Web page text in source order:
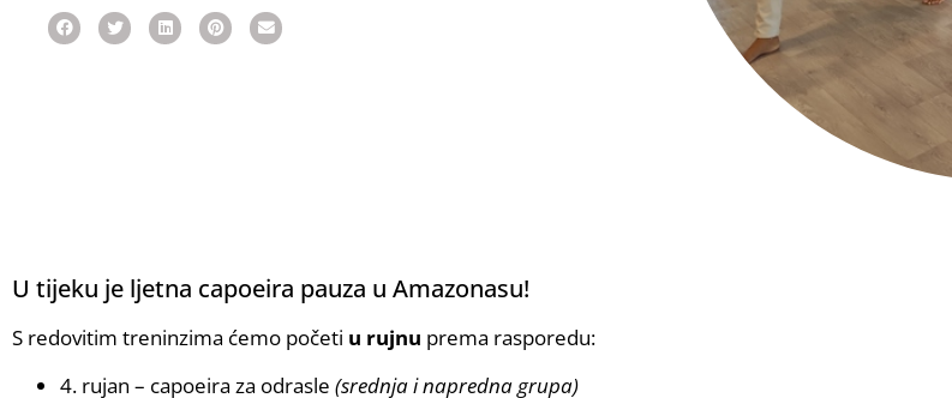
U tijeku je ljetna capoeira pauza u Amazonasu!
S redovitim treninzima ćemo početi u rujnu prema rasporedu:
4. rujan – capoeira za odrasle (srednja i napredna grupa)